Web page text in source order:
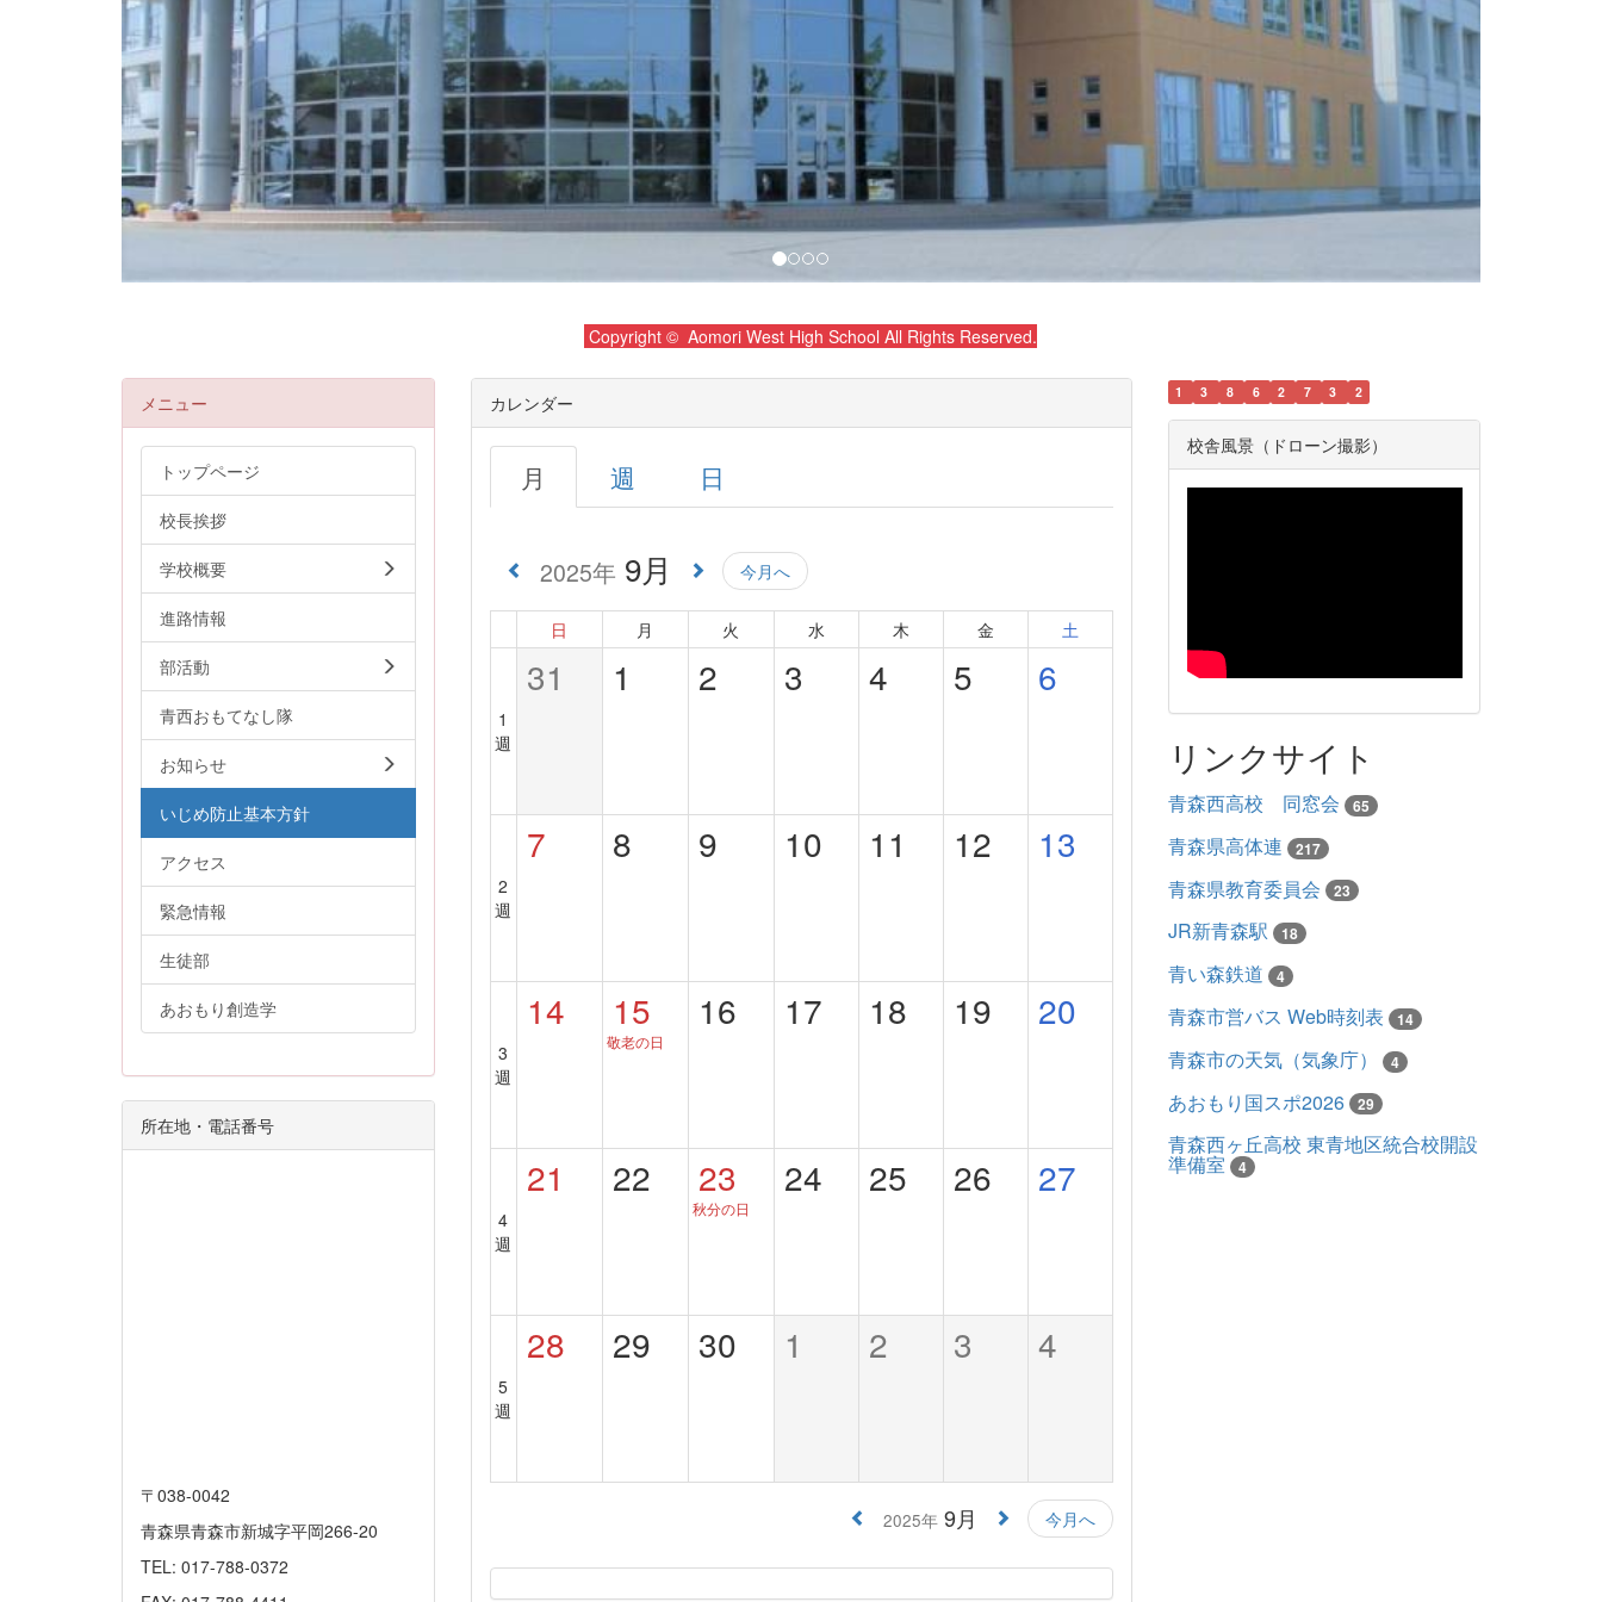
Copyright © Aomori West High School All Rights Reserved.
カレンダー
月 週 日
2025年 9月 今月へ
日 月 火 水 木 金 土
1
週
31 1 2 3 4 5 6
2
週
7 8 9 10 11 12 13
3
週
14 15
敬老の日
16 17 18 19 20
4
週
21 22 23
秋分の日
24 25 26 27
5
週
28 29 30 1 2 3 4
2025年9月 今月へ
メニュー
トップページ
校長挨拶
学校概要
進路情報
部活動
青西おもてなし隊
お知らせ
いじめ防止基本方針
アクセス
緊急情報
生徒部
あおもり創造学
所在地・電話番号
〒038-0042
青森県青森市新城字平岡266-20
TEL: 017-788-0372
1 3 8 6 2 7 3 2
校舎風景（ドローン撮影）
リンクサイト
青森西高校 同窓会 65
青森県高体連 217
青森県教育委員会 23
JR新青森駅 18
青い森鉄道 4
青森市営バス Web時刻表 14
青森市の天気（気象庁） 4
あおもり国スポ2026 29
青森西ヶ丘高校 東青地区統合校開設
準備室 4